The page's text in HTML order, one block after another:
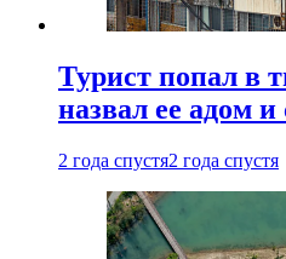
Турист попал в
назвал ее адом
2 года спустя2 года спустя